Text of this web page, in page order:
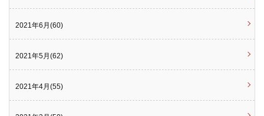
2021年6月(60)
2021年5月(62)
2021年4月(55)